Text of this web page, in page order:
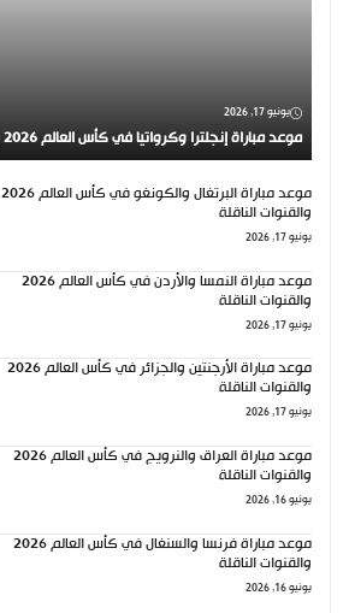
يونيو 17, 2026
موعد مباراة إنجلترا وكرواتيا في كأس العالم 2026 والقنوات الناقلة
موعد مباراة البرتغال والكونغو في كأس العالم 2026
والقنوات الناقلة
يونيو 17, 2026
موعد مباراة النمسا والأردن في كأس العالم 2026
والقنوات الناقلة
يونيو 17, 2026
موعد مباراة الأرجنتين والجزائر في كأس العالم 2026
والقنوات الناقلة
يونيو 17, 2026
موعد مباراة العراق والنرويج في كأس العالم 2026
والقنوات الناقلة
يونيو 16, 2026
موعد مباراة فرنسا والسنغال في كأس العالم 2026
والقنوات الناقلة
يونيو 16, 2026